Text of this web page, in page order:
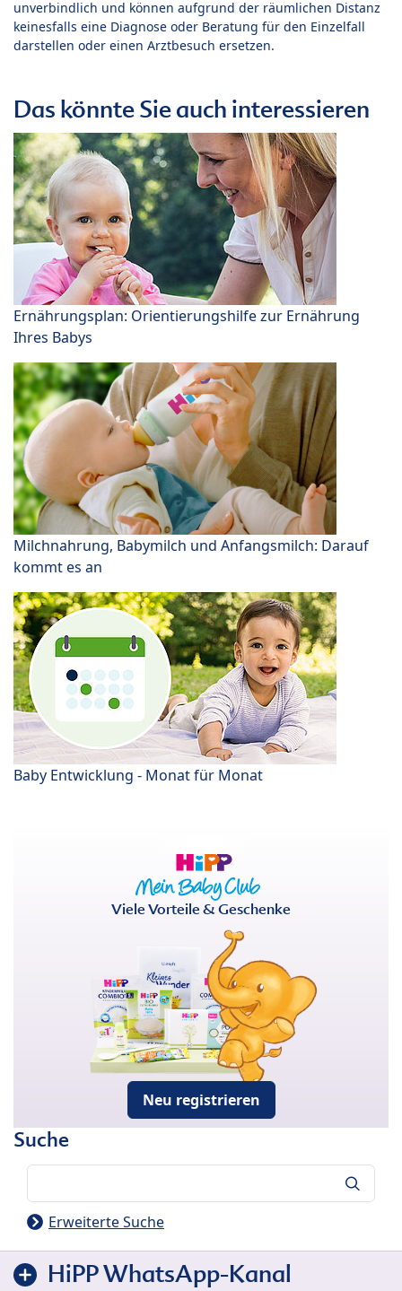
unverbindlich und können aufgrund der räumlichen Distanz
keinesfalls eine Diagnose oder Beratung für den Einzelfall
darstellen oder einen Arztbesuch ersetzen.
Das könnte Sie auch interessieren
Ernährungsplan: Orientierungshilfe zur Ernährung
Ihres Babys
Milchnahrung, Babymilch und Anfangsmilch: Darauf
kommt es an
Baby Entwicklung - Monat für Monat
Viele Vorteile & Geschenke
Neu registrieren
Suche
Erweiterte Suche
HiPP WhatsApp-Kanal